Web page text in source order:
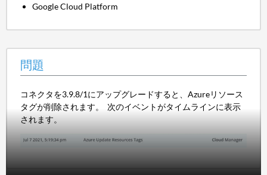
Google Cloud Platform
問題
コネクタを3.9.8/1にアップグレードすると、Azureリソース
タグが削除されます。 次のイベントがタイムラインに表示
されます。